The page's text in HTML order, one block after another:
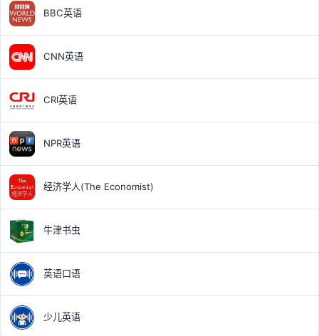
BBC英语
CNN英语
CRI英语
NPR英语
经济学人(The Economist)
牛津书虫
英语口语
少儿英语